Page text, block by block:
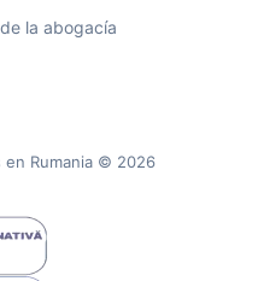
la abogacía
Rumania © 2026